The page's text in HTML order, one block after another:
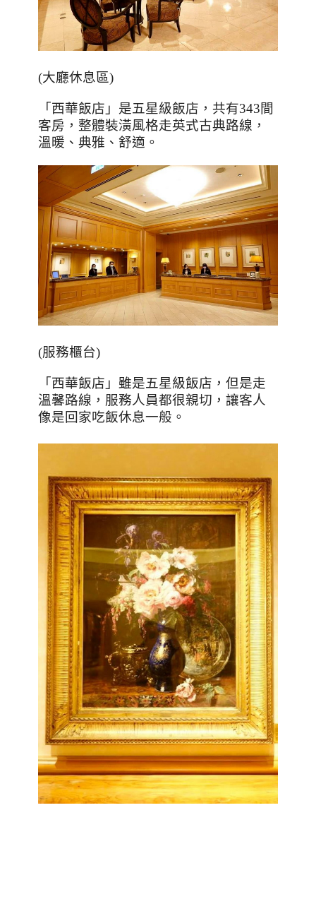
(大廳休息區)
「西華飯店」是五星級飯店，共有343間
客房，整體裝潢風格走英式古典路線，
溫暖、典雅、舒適。
(服務櫃台)
「西華飯店」雖是五星級飯店，但是走
溫馨路線，服務人員都很親切，讓客人
像是回家吃飯休息一般。